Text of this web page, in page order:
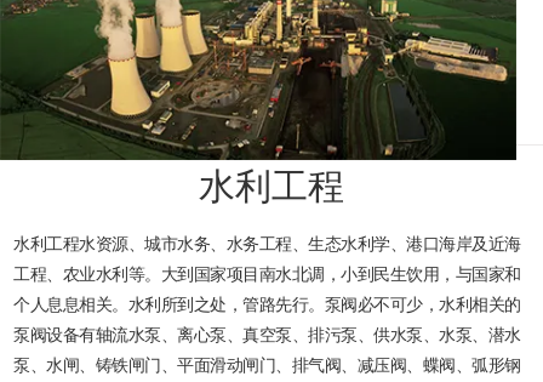
水利工程
水利工程水资源、城市水务、水务工程、生态水利学、港口海岸及近海
工程、农业水利等。大到国家项目南水北调，小到民生饮用，与国家和
个人息息相关。水利所到之处，管路先行。泵阀必不可少，水利相关的
泵阀设备有轴流水泵、离心泵、真空泵、排污泵、供水泵、水泵、潜水
泵、水闸、铸铁闸门、平面滑动闸门、排气阀、减压阀、蝶阀、弧形钢